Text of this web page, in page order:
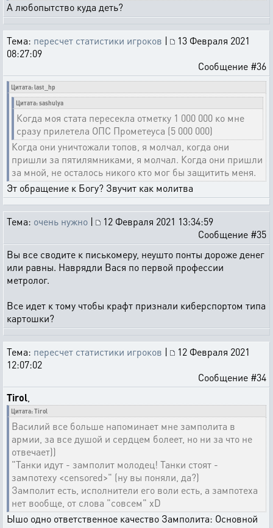
А любопытство куда деть?
Тема: пересчет статистики игроков |
13 Февраля 2021
08:27:09
Сообщение #36
Цитата: last_hp
Цитата: sashulya
Когда моя стата пересекла отметку 1 000 000 ко мне
сразу прилетела ОПС Прометеуса (5 000 000)
Когда они уничтожали топов, я молчал, когда они
пришли за пятилямниками, я молчал. Когда они пришли
за мной, не осталось никого кто мог бы защитить меня.
Эт обращение к Богу? Звучит как молитва
Тема: очень нужно |
12 Февраля 2021 13:34:59
Сообщение #35
Вы все сводите к писькомеру, неушто понты дороже денег
или равны. Наврядли Вася по первой профессии
метролог.
Все идет к тому чтобы крафт признали киберспортом типа
картошки?
Тема: пересчет статистики игроков |
12 Февраля 2021
12:07:02
Сообщение #34
Tirol
Цитата: Tirol
Василий все больше напоминает мне замполита в
армии, за все душой и сердцем болеет, но ни за что не
отвечает))
"Танки идут - замполит молодец! Танки стоят -
зампотеху <censored>" (ну вы поняли, да?)
Замполит есть, исполнители его воли есть, а зампотеха
нет вообще, от слова "совсем" xD
Ышо одно ответственное качество Замполита: Основной